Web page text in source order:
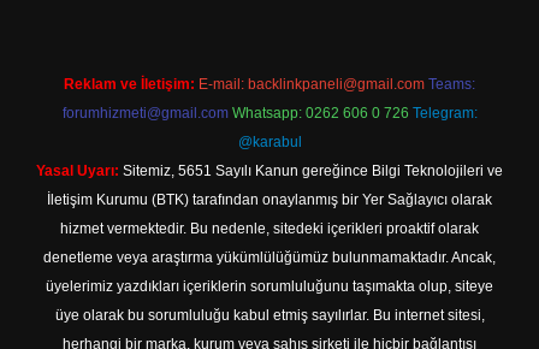
Reklam ve İletişim: E-mail: backlinkpaneli@gmail.com Teams:
forumhizmeti@gmail.com Whatsapp: 0262 606 0 726 Telegram:
@karabul
Yasal Uyarı: Sitemiz, 5651 Sayılı Kanun gereğince Bilgi Teknolojileri ve
İletişim Kurumu (BTK) tarafından onaylanmış bir Yer Sağlayıcı olarak
hizmet vermektedir. Bu nedenle, sitedeki içerikleri proaktif olarak
denetleme veya araştırma yükümlülüğümüz bulunmamaktadır. Ancak,
üyelerimiz yazdıkları içeriklerin sorumluluğunu taşımakta olup, siteye
üye olarak bu sorumluluğu kabul etmiş sayılırlar. Bu internet sitesi,
herhangi bir marka, kurum veya şahıs şirketi ile hiçbir bağlantısı